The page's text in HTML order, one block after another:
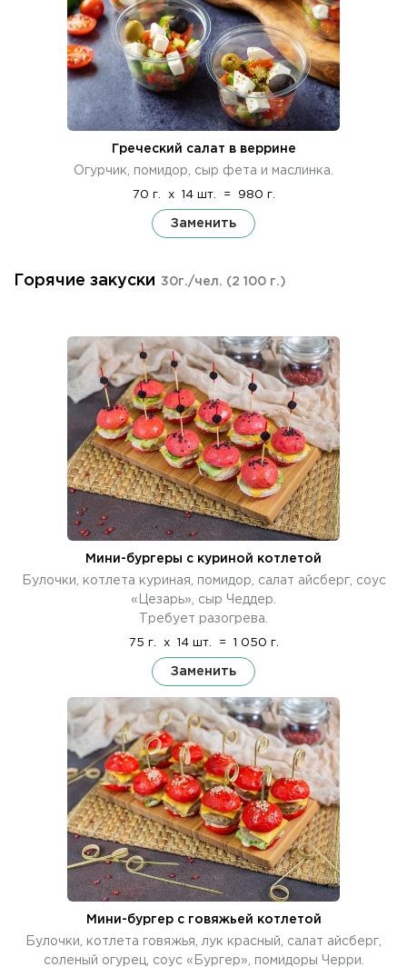
Греческий салат в веррине
Огурчик, помидор, сыр фета и маслинка.
70 г. x 14 шт. = 980 г.
Заменить
Горячие закуски 30г./чел. (2 100 г.)
Мини-бургеры с куриной котлетой
Булочки, котлета куриная, помидор, салат айсберг, соус
«Цезарь», сыр Чеддер.
Требует разогрева.
75 г. x 14 шт. = 1 050 г.
Заменить
Мини-бургер с говяжьей котлетой
Булочки, котлета говяжья, лук красный, салат айсберг,
соленый огурец, соус «Бургер», помидоры Черри.